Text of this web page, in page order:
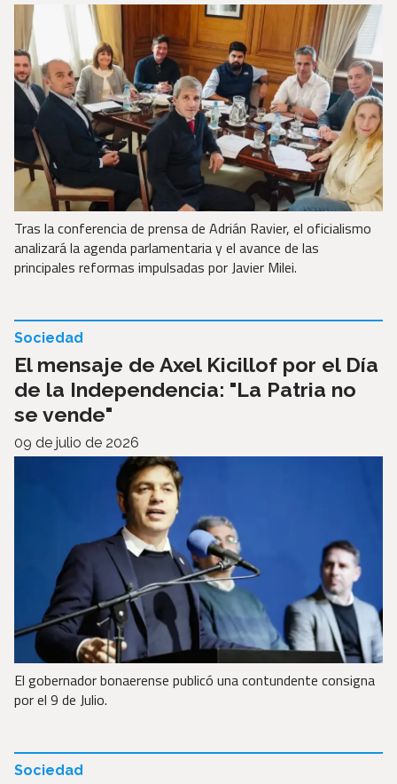
Tras la conferencia de prensa de Adrián Ravier, el oficialismo
analizará la agenda parlamentaria y el avance de las
principales reformas impulsadas por Javier Milei.
El mensaje de Axel Kicillof por el Día
de la Independencia: "La Patria no
se vende"
Sociedad
09 de julio de 2026
El gobernador bonaerense publicó una contundente consigna
por el 9 de Julio.
Sociedad